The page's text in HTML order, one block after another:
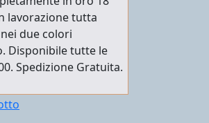
lavorazione tutta
due colori
Disponibile tutte le
Spedizione Gratuita.